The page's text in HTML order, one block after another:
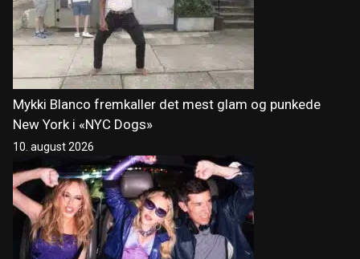
Mykki Blanco fremkaller det mest glam og punkede
New York i «NYC Dogs»
10. august 2026